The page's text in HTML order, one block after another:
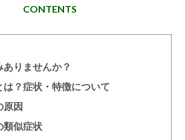
CONTENTS
ありませんか？
は？症状・特徴について
原因
類似症状